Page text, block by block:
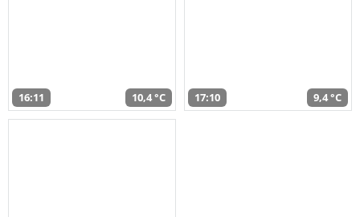
16:11 10,4 °C 17:10 9,4 °C